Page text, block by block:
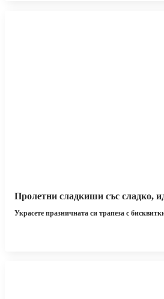
Пролетни сладкиши със сладко,
Украсете празничната си трапеза с